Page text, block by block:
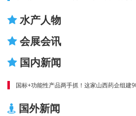
水产人物
会展会讯
国内新闻
国标+功能性产品两手抓！这家山西药企组建
国外新闻